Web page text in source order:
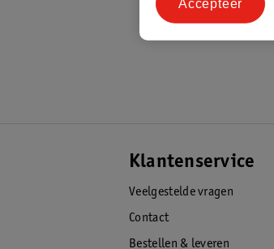
Klantenservice
Veelgestelde vragen
Contact
Bestellen & leveren
Accepteer